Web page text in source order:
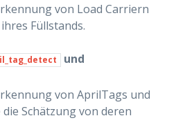
von Load Carriern
Füllstands.
und
von AprilTags und
die Schätzung von deren